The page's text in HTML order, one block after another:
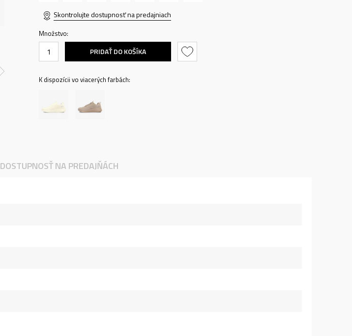
Skontrolujte dostupnosť na predajniach
Množstvo:
PRIDAŤ DO KOŠÍKA
K dispozícii vo viacerých farbách:
DOSTUPNOSŤ NA PREDAJŇÁCH